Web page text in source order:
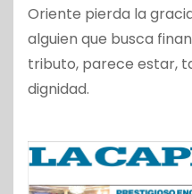
Oriente pierda la
alguien que busca
tributo, parece estar,
dignidad.